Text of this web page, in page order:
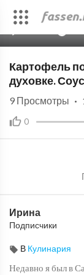
Картофель
духовке.
0
9 Просмотры ·
Ирина
Подписчики
В Кулинария
Недавно я был в